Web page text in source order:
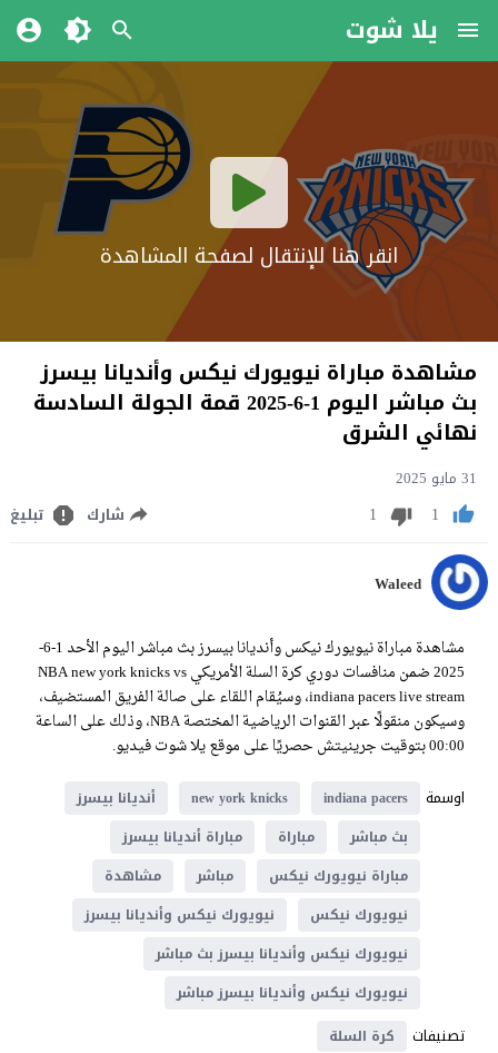
يلا شوت
انقر هنا للإنتقال لصفحة المشاهدة
مشاهدة مباراة نيويورك نيكس وأنديانا بيسرز
بث مباشر اليوم 1-6-2025 قمة الجولة السادسة
نهائي الشرق
31 مايو 2025
1
1 شارك تبليغ
Waleed
مشاهدة مباراة نيويورك نيكس وأنديانا بيسرز بث مباشر اليوم الأحد 1-6-
2025 ضمن منافسات دوري كرة السلة الأمريكي NBA new york knicks vs
indiana pacers live stream، وسيُقام اللقاء على صالة الفريق المستضيف،
وسيكون منقولًا عبر القنوات الرياضية المختصة NBA، وذلك على الساعة
00:00 بتوقيت جرينيتش حصريًا على موقع يلا شوت فيديو.
اوسمة
indiana pacers
new york knicks
أنديانا بيسرز
بث مباشر
مباراة
مباراة أنديانا بيسرز
مباراة نيويورك نيكس
مباشر
مشاهدة
نيويورك نيكس
نيويورك نيكس وأنديانا بيسرز
نيويورك نيكس وأنديانا بيسرز بث مباشر
نيويورك نيكس وأنديانا بيسرز مباشر
تصنيفات كرة السلة